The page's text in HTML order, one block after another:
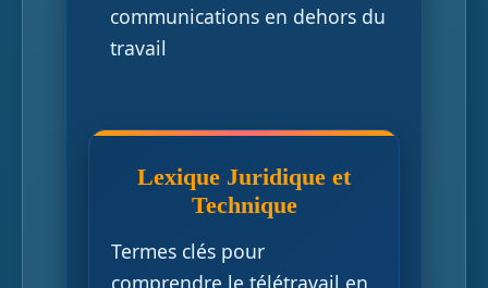
communications en dehors du
travail
Lexique Juridique et
Technique
Termes clés pour
comprendre le télétravail en